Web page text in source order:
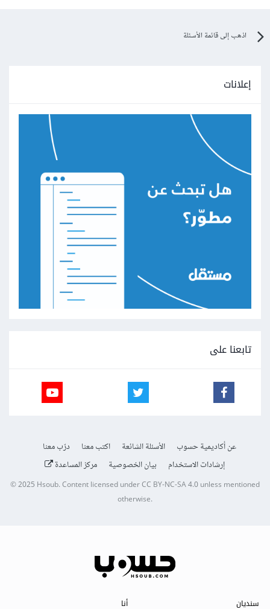
اذهب إلى قائمة الأسئلة
إعلانات
تابعنا على
عن أكاديمية حسوب الأسئلة الشائعة اكتب معنا
درّب معنا
إرشادات الاستخدام
بيان الخصوصية مركز المساعدة
© 2025Hsoub.Content licensed underCC BY-NC-SA 4.0unless mentioned
otherwise.